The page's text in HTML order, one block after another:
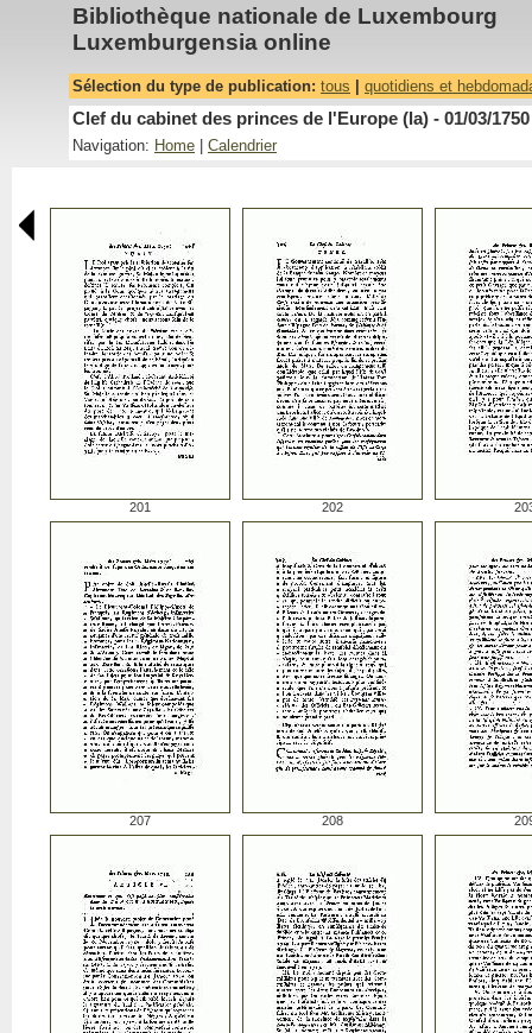
Bibliothèque nationale de Luxembourg
Luxemburgensia online
Sélection du type de publication: tous quotidiens et
Clef du cabinet des princes de l'Europe (la) - 01/03/1750
Navigation: Home Calendrier
201 202
207 208